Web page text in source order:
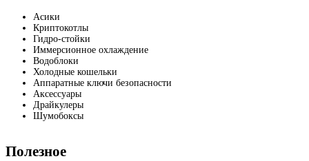
Асики
Криптокотлы
Гидро-стойки
Иммерсионное охлаждение
Водоблоки
Холодные кошельки
Аппаратные ключи безопасности
Аксессуары
Драйкулеры
Шумобоксы
Полезное